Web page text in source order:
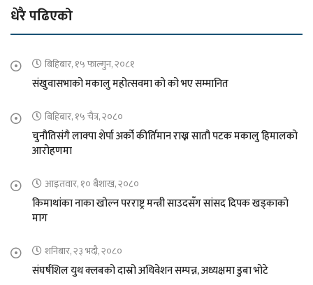
धेरै पढिएको
बिहिबार, १५ फाल्गुन, २०८१
संखुवासभाको मकालु महोत्सवमा को को भए सम्मानित
बिहिबार, १५ चैत्र, २०८०
चुनौतिसंगै लाक्पा शेर्पा अर्को कीर्तिमान राख्न सातौ पटक मकालु हिमालको
आरोहणमा
आइतवार, १० बैशाख, २०८०
किमाथांका नाका खोल्न परराष्ट्र मन्त्री साउदसँग सांसद दिपक खड्काको
माग
शनिबार, २३ भदौ, २०८०
संघर्षशिल युथ क्लबको दास्रो अधिवेशन सम्पन्न, अध्यक्षमा डुबा भोटे